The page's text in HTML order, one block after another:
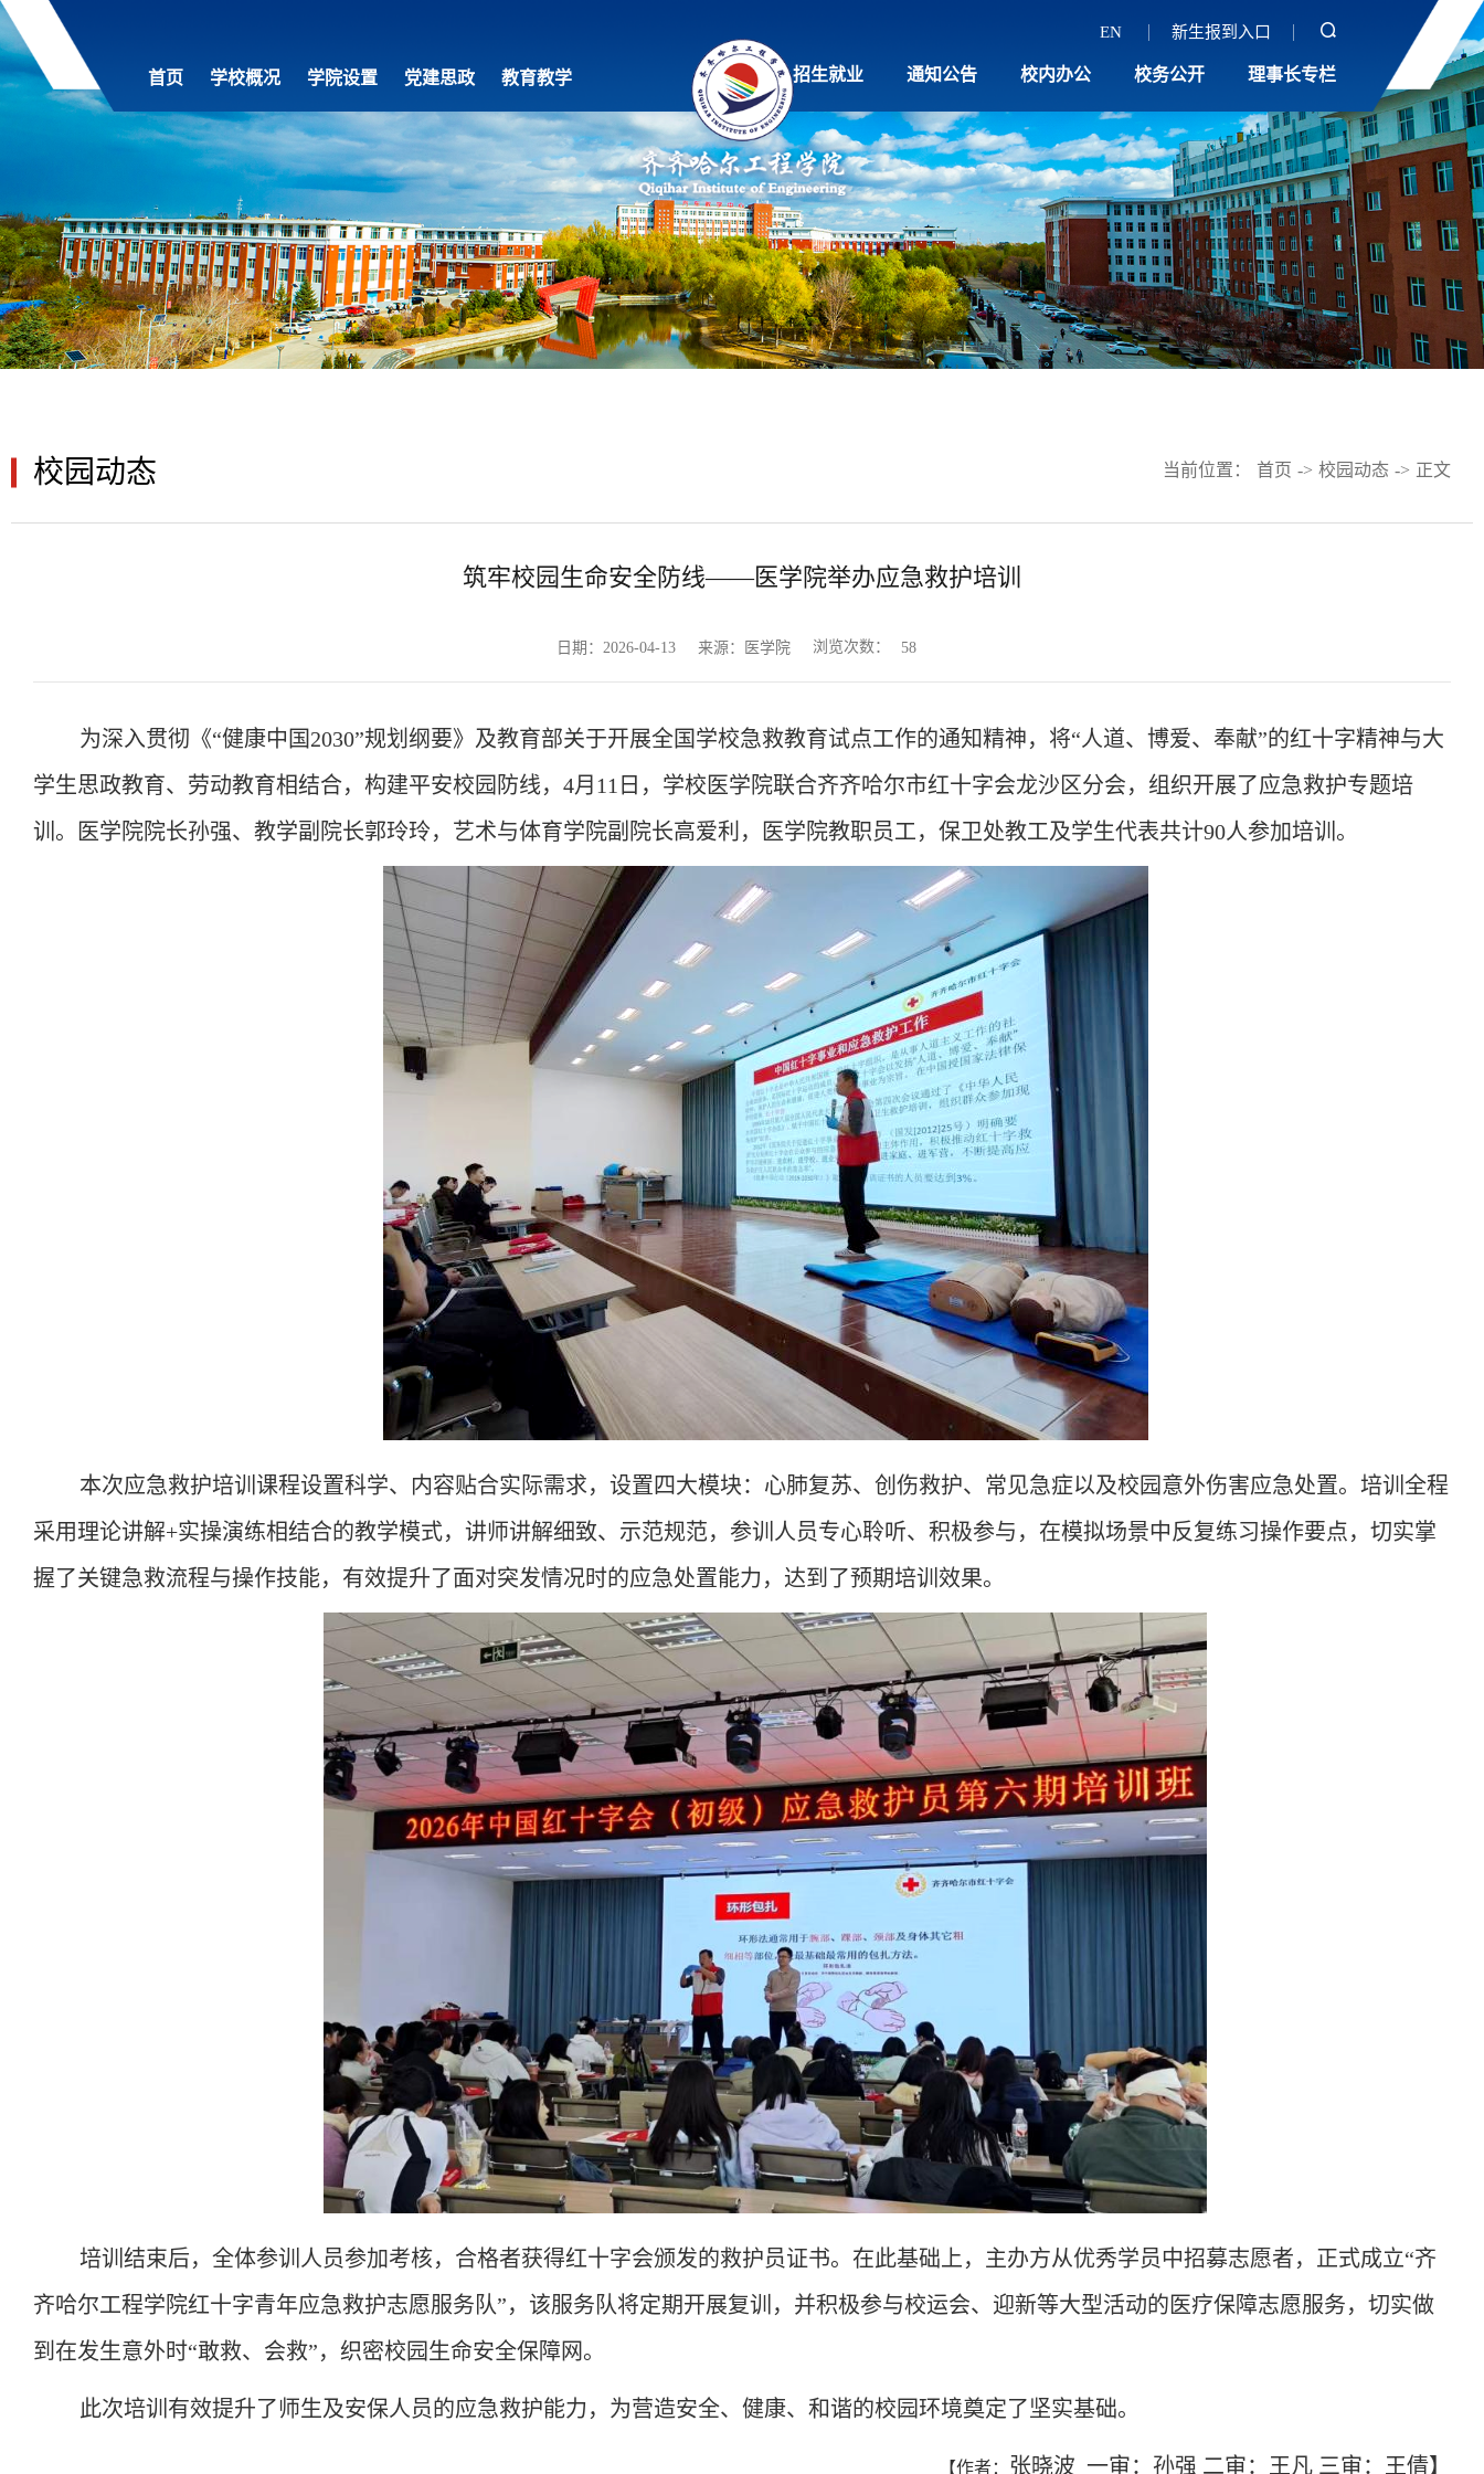
首页 学校概况 学院设置 党建思政 教育教学
EN 新生报到入口
招生就业 通知公告 校内办公 校务公开 理事长专栏
校园动态 当前位置： 首页 -> 校园动态 -> 正文
筑牢校园生命安全防线——医学院举办应急救护培训
日期：2026-04-13 来源：医学院 浏览次数： 58
为深入贯彻《“健康中国2030”规划纲要》及教育部关于开展全国学校急救教育试点工作的通知精神，将“人道、博爱、奉献”的红十字精神与大
学生思政教育、劳动教育相结合，构建平安校园防线，4月11日， 学校 医学院联合齐齐哈尔市红十字会龙沙区分会， 组织开展了应急救护专题培
训。医学院院长孙强、 教学副院长郭玲玲， 艺术与体育学院副 院长高爱利，医学院教职员工， 保卫处教工及学生代表共计90人参加培训。
本次应急救护培训课程设置科学、内容贴合实际需求，设置四大模块：心肺复苏、创伤救护、 常见急症以及校园意外伤害应急处置。培训全程
采用理论讲解+实操演练相结合的教学模式，讲师讲解细致、示范规范，参训人员专心聆听、 积极参与，在模拟场景中反复练习操作要点，切实掌
握了关键急救流程与操作技能，有效提升了面对突发情况时的应急处置能力，达到了预期培训效果。
培训结束后，全体参训人员参加考核，合格者获得红十字会颁发的救护员证书。在此基础上，主办方从优秀学员中招募志愿者，正式成立“齐
齐哈尔工程学院红十字青年应急救护志愿服务队”，该服务队将定期开展复训，并积极参与校运会、迎新等大型活动的医疗保障志愿服务，切实做
到在发生意外时“敢救、会救”，织密校园生命安全保障网。
此次培训有效提升了师生及安保人员的应急救护能力，为营造安全、健康、和谐的校园环境奠定了坚实基础。
【作者： 张晓波 一审：孙强 二审：王凡 三审：王倩】